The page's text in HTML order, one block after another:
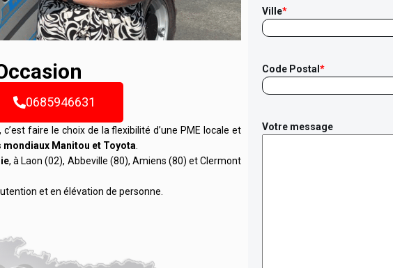
0685946631
, c’est faire le choix de la flexibilité d’une PME locale et
mondiaux Manitou et Toyota
, à Laon (02), Abbeville (80), Amiens (80) et Clermont
et en élévation de personne.
Ville*
Code Postal *
Votre message